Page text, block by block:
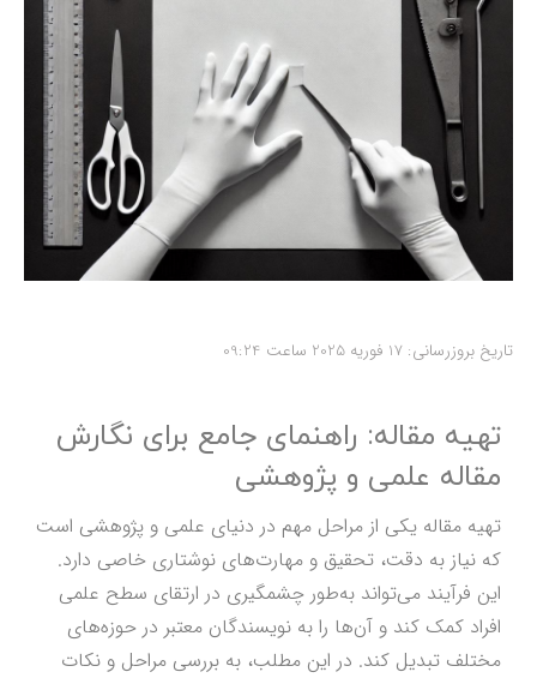
تاریخ بروزرسانی: 17 فوریه 2025 ساعت 09:24
تهیه مقاله: راهنمای جامع برای نگارش
مقاله علمی و پژوهشی
تهیه مقاله یکی از مراحل مهم در دنیای علمی و پژوهشی است
که نیاز به دقت، تحقیق و مهارت‌های نوشتاری خاصی دارد.
این فرآیند می‌تواند به‌طور چشمگیری در ارتقای سطح علمی
افراد کمک کند و آن‌ها را به نویسندگان معتبر در حوزه‌های
مختلف تبدیل کند. در این مطلب، به بررسی مراحل و نکات